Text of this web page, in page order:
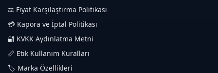
⚖️ Fiyat Karşılaştırma Politikası
💳 Kapora ve İptal Politikası
🔐 KVKK Aydınlatma Metni
📏 Etik Kullanım Kuralları
🏷️ Marka Özellikleri